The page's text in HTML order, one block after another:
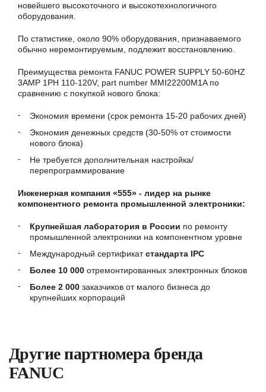
новейшего высокоточного и высокотехнологичного
оборудования.
По статистике, около 90% оборудования, признаваемого
обычно неремонтируемым, подлежит восстановлению.
Преимущества ремонта FANUC POWER SUPPLY 50-60HZ
3AMP 1PH 110-120V, part number MMI22200M1A по
сравнению с покупкой нового блока:
Экономия времени (срок ремонта 15-20 рабочих дней)
Экономия денежных средств (30-50% от стоимости
нового блока)
Не требуется дополнительная настройка/
перепрограммирование
Инженерная компания «555» - лидер на рынке
компонентного ремонта промышленной электроники:
Крупнейшая лаборатория в России по ремонту
промышленной электроники на компонентном уровне
Международный сертификатстандарта IPC
Более 10 000 отремонтированных электронных блоков
Более 2 000 заказчиков от малого бизнеса до
крупнейших корпораций
Другие партномера бренда
FANUC